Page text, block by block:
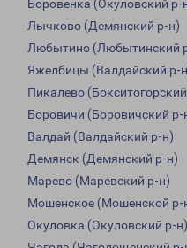
Боровенка (Окуловский р-
Лычково (Демянский р-н)
Любытино (Любытинский
Яжелбицы (Валдайский р-
Пикалево
Боровичи (Боровичский р-
Валдай (Валдайский р-н)
Демянск (Демянский р-н)
Марево (Маревский р-н)
Мошенское (Мошенской р-
Окуловка (Окуловский р-н)